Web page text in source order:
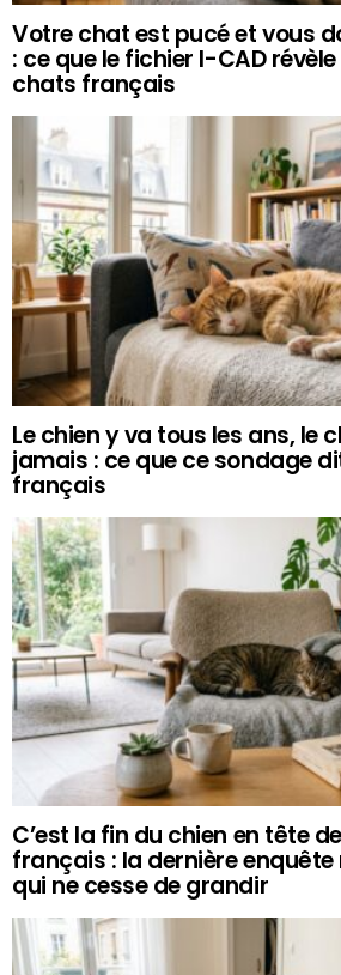
Votre chat est pucé et vous
: ce que le fichier I-CAD
chats français
Le chien y va tous les ans, le
jamais : ce que ce sondage
français
C’est la fin du chien en tête
français : la dernière
qui ne cesse de grandir